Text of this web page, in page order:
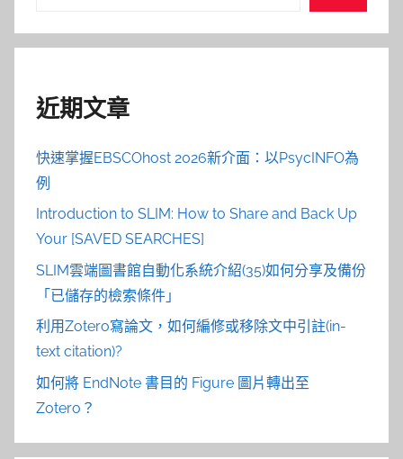
近期文章
快速掌握EBSCOhost 2026新介面：以PsycINFO為
例
Introduction to SLIM: How to Share and Back Up
Your [SAVED SEARCHES]
SLIM雲端圖書館自動化系統介紹(35)如何分享及備份
「已儲存的檢索條件」
利用Zotero寫論文，如何編修或移除文中引註(in-
text citation)?
如何將 EndNote 書目的 Figure 圖片轉出至
Zotero？